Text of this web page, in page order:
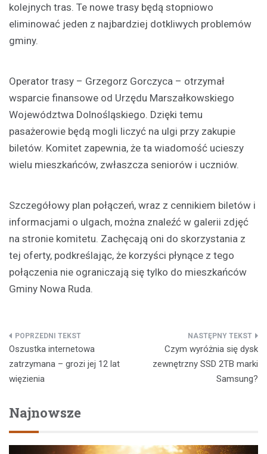
kolejnych tras. Te nowe trasy będą stopniowo
eliminować jeden z najbardziej dotkliwych problemów
gminy.
Operator trasy – Grzegorz Gorczyca – otrzymał
wsparcie finansowe od Urzędu Marszałkowskiego
Województwa Dolnośląskiego. Dzięki temu
pasażerowie będą mogli liczyć na ulgi przy zakupie
biletów. Komitet zapewnia, że ta wiadomość ucieszy
wielu mieszkańców, zwłaszcza seniorów i uczniów.
Szczegółowy plan połączeń, wraz z cennikiem biletów i
informacjami o ulgach, można znaleźć w galerii zdjęć
na stronie komitetu. Zachęcają oni do skorzystania z
tej oferty, podkreślając, że korzyści płynące z tego
połączenia nie ograniczają się tylko do mieszkańców
Gminy Nowa Ruda.
Nawigacja
wpisu
Oszustka internetowa
zatrzymana – grozi jej 12 lat
więzienia
Czym wyróżnia się dysk
zewnętrzny SSD 2TB marki
Samsung?
Najnowsze